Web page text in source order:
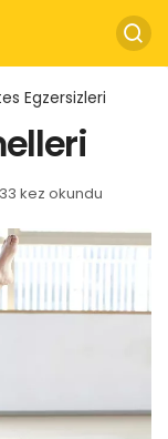
Egzersizleri
kez okundu